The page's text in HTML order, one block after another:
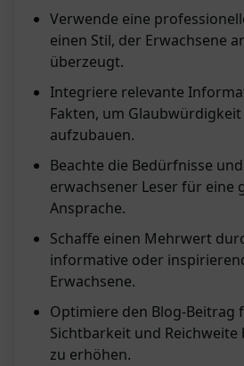
Verwende eine
einen Stil, der Erwachsene
überzeugt.
Integriere relevante
Fakten, um
aufzubauen.
Beachte die Bedürfnisse
erwachsener Leser für eine
Ansprache.
Schaffe einen Mehrwert
informative oder
Erwachsene.
Optimiere den Blog-Beitrag
Sichtbarkeit und Reichweite
zu erhöhen.